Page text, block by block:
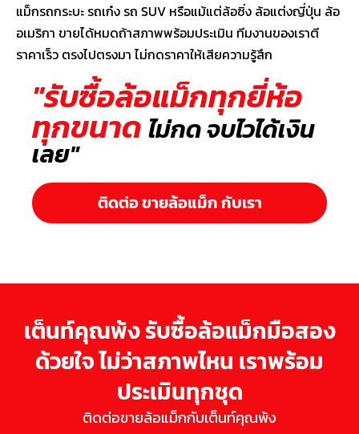
แม็กรถกระบะ รถเก๋ง รถ SUV หรือแม้แต่ล้อซิ่ง ล้อแต่งญี่ปุ่น ล้อ
อเมริกา ขายได้หมดถ้าสภาพพร้อมประเมิน ทีมงานของเราตี
ราคาเร็ว ตรงไปตรงมา ไม่กดราคาให้เสียความรู้สึก
"รับซื้อล้อแม็กทุกยี่ห้อ
ทุกขนาด ไม่กด จบไวได้เงิน
เลย"
ติดต่อ ขายล้อแม็ก กับเรา
เต็นท์คุณพ้ง รับซื้อล้อแม็กมือสอง
ด้วยใจ ไม่ว่าสภาพไหน เราพร้อม
ประเมินทุกชุด
ติดต่อขายล้อแม็กกับเต็นท์คุณพ้ง